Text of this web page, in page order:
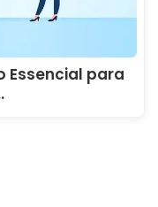
Essencial para